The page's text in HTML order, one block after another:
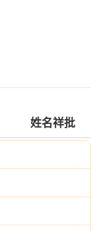
姓名祥批